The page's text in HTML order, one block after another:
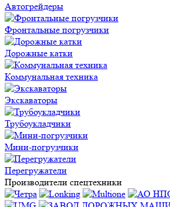
Автогрейдеры
Фронтальные погрузчики
Дорожные катки
Коммунальная техника
Экскаваторы
Трубоукладчики
Мини-погрузчики
Перегружатели
Производители спецтехники